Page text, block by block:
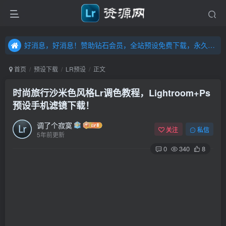
好消息，好消息！赞助钻石会员，全站预设免费下载，永久钻石会员，”送“万元超值资源，内容丰富，容量高达20T，不断更新！点击进入……
好消息，好消息！赞助钻石会员，全站预设免费下载，永久钻石会员，”送“万元超值资源，内容丰富，容量高达20T，不断更新！点击进入……
首页 预设下载 LR预设 正文
时尚旅行沙米色风格Lr调色教程，Lightroom+Ps
预设手机滤镜下载！
调了个寂寞
5年前更新
关注 私信
0 340 8